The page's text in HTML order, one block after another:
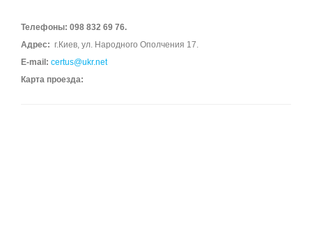
Телефоны: 098 832 69 76.
Адрес: г.Киев, ул. Народного Ополчения 17.
E-mail: certus@ukr.net
Карта проезда: